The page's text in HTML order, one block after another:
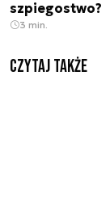
szpiegostwo?
3 min.
Czytaj także